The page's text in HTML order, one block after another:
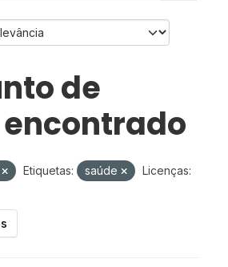
de
Etiquetas: saúde
Licenças: